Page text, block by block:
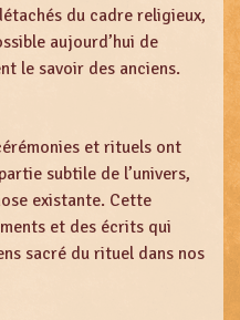
du cadre religieux,
aujourd’hui de
le savoir des anciens.
et rituels ont
subtile de l’univers,
existante. Cette
et des écrits qui
sacré du rituel dans nos